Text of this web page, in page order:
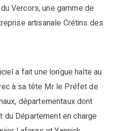
Vercors, une gamme de
artisanale Crétins des
a fait une longue halte au
à sa tête Mr le Préfet de
départementaux dont
du Département en charge